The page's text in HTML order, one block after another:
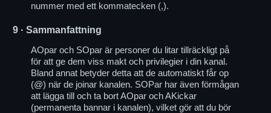
nummer med ett kommatecken (,).
9 · Sammanfattning
AOpar och SOpar är personer du litar tillräckligt på
för att ge dem viss makt och privilegier i din kanal.
Bland annat betyder detta att de automatiskt får op
(@) när de joinar kanalen. SOPar har även förmågan
att lägga till och ta bort AOpar och AKickar
(permanenta bannar i kanalen), vilket gör att du bör